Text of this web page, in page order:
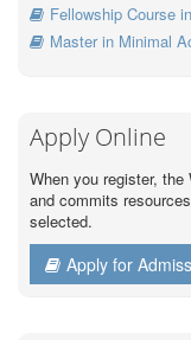
Fellowship Course
Master in Minimal
Apply Online
When you register,
and commits
selected.
Apply for